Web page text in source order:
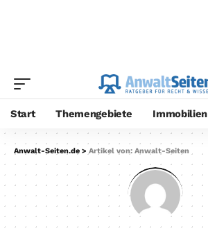
Start Themengebiete Immobilien
Anwalt-Seiten.de > Artikel von: Anwalt-Seiten